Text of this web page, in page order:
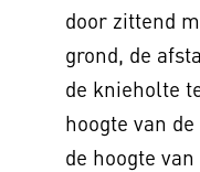
door zittend
grond, de
de knieholte
hoogte van
de hoogte